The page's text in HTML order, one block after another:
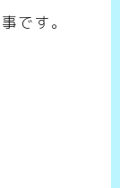
です。